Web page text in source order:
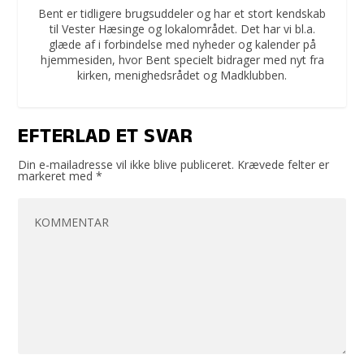
Bent er tidligere brugsuddeler og har et stort kendskab
til Vester Hæsinge og lokalområdet. Det har vi bl.a.
glæde af i forbindelse med nyheder og kalender på
hjemmesiden, hvor Bent specielt bidrager med nyt fra
kirken, menighedsrådet og Madklubben.
EFTERLAD ET SVAR
Din e-mailadresse vil ikke blive publiceret. Krævede felter er
markeret med*